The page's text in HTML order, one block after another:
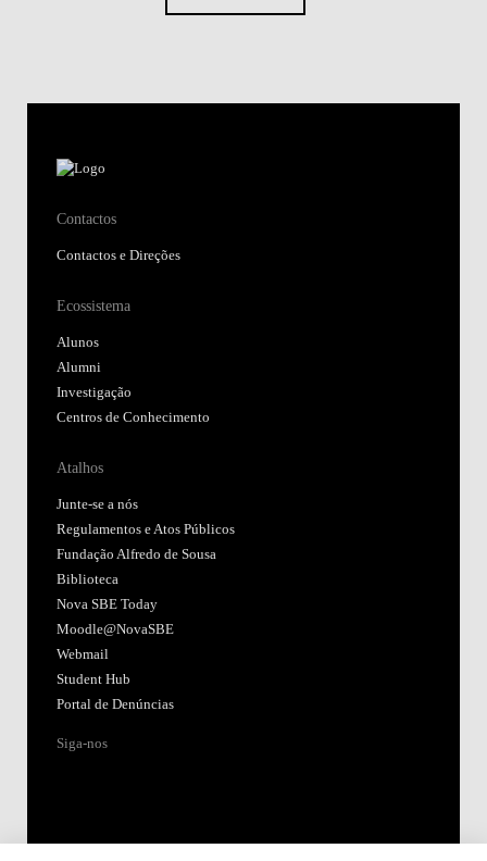
Contactos
Contactos e Direções
Ecossistema
Alunos
Alumni
Investigação
Centros de Conhecimento
Atalhos
Junte-se a nós
Regulamentos e Atos Públicos
Fundação Alfredo de Sousa
Biblioteca
Nova SBE Today
Moodle@NovaSBE
Webmail
Student Hub
Portal de Denúncias
Siga-nos